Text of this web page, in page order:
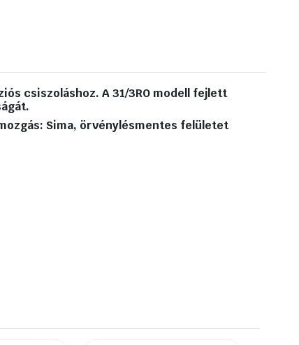
csiszoláshoz. A 31/3RO modell fejlett
Sima, örvénylésmentes felületet